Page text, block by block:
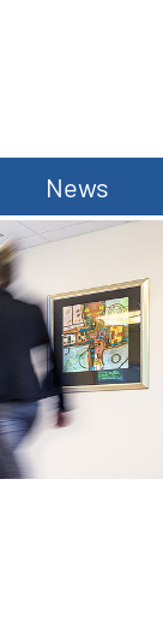
News